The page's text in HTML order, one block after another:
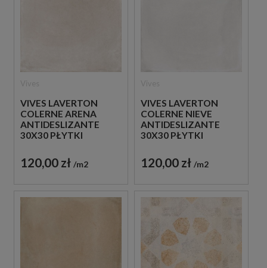
VIVES LAVERTON
COLERNE ARENA
ANTIDESLIZANTE
30X30 PŁYTKI
GRESOWE
120,00 zł m2
VIVES LAVERTON
COLERNE NIEVE
ANTIDESLIZANTE
30X30 PŁYTKI
GRESOWE
120,00 zł m2